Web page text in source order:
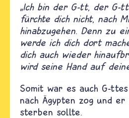
„Ich bin der G-tt, der G-
fürchte dich nicht, nach
hinabzugehen. Denn zu
werde ich dich dort
dich auch wieder
wird seine Hand auf
Somit war es auch G-
nach Ägypten zog und er
sterben sollte.